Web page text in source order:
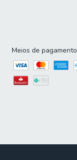
Meios de pagamento